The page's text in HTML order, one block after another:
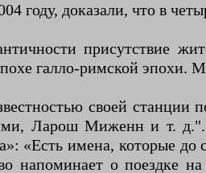
году, доказали, что в
присутствие
галло-римской
своей
Ларош Миженн и т. д.".
«Есть имена, которые
напоминает о поездке